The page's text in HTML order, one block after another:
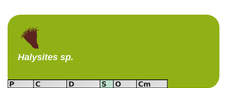
Halysites sp.